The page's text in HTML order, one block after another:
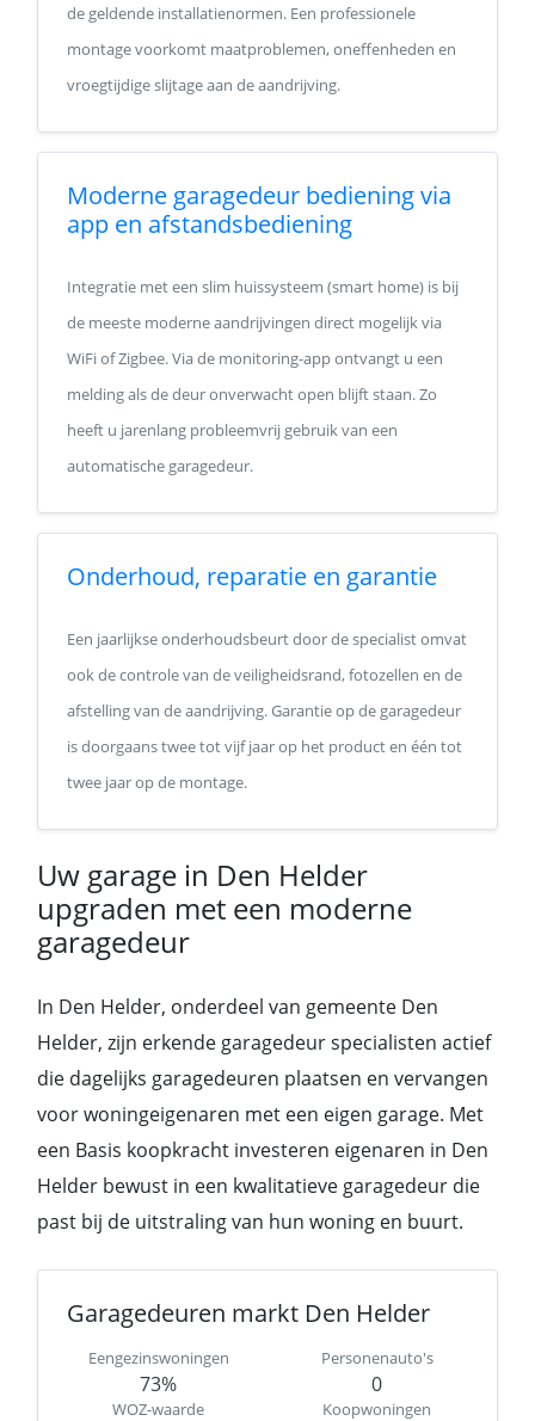
de geldende installatienormen. Een professionele
montage voorkomt maatproblemen, oneffenheden en
vroegtijdige slijtage aan de aandrijving.
Moderne garagedeur bediening via
app en afstandsbediening
Integratie met een slim huissysteem (smart home) is bij
de meeste moderne aandrijvingen direct mogelijk via
WiFi of Zigbee. Via de monitoring-app ontvangt u een
melding als de deur onverwacht open blijft staan. Zo
heeft u jarenlang probleemvrij gebruik van een
automatische garagedeur.
Onderhoud, reparatie en garantie
Een jaarlijkse onderhoudsbeurt door de specialist omvat
ook de controle van de veiligheidsrand, fotozellen en de
afstelling van de aandrijving. Garantie op de garagedeur
is doorgaans twee tot vijf jaar op het product en één tot
twee jaar op de montage.
Uw garage in Den Helder
upgraden met een moderne
garagedeur
In Den Helder, onderdeel van gemeente Den
Helder, zijn erkende garagedeur specialisten actief
die dagelijks garagedeuren plaatsen en vervangen
voor woningeigenaren met een eigen garage. Met
een Basis koopkracht investeren eigenaren in Den
Helder bewust in een kwalitatieve garagedeur die
past bij de uitstraling van hun woning en buurt.
Garagedeuren markt Den Helder
Eengezinswoningen
73%
Personenauto's
0
WOZ-waarde Koopwoningen